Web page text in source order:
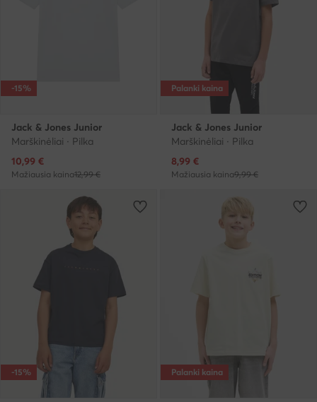
-15%
Jack & Jones Junior
Marškinėliai · Pilka
Dabartinė kaina
10,99 €
Mažiausia kaina12,99 €
Palanki kaina
Jack & Jones Junior
Marškinėliai · Pilka
Dabartinė kaina
8,99 €
Mažiausia kaina9,99 €
-15% Palanki kaina